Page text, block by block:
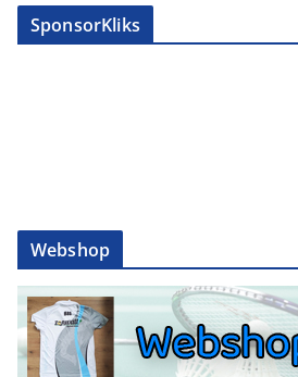
SponsorKliks
Webshop